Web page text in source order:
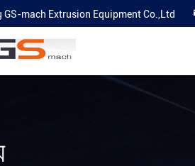
GS-mach Extrusion Equipment Co.,Ltd